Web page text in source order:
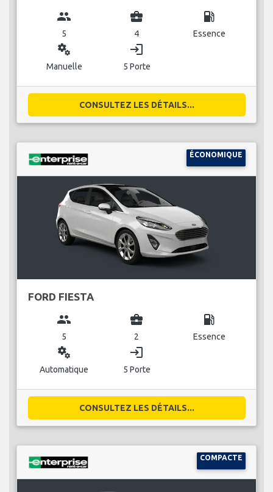
group
5
business_center
4
local_gas_station
Essence
miscellaneous_services
Manuelle
login
5 Porte
CONSULTEZ LES DÉTAILS...
ÉCONOMIQUE
FORD FIESTA
group
5
business_center
2
local_gas_station
Essence
miscellaneous_services
Automatique
login
5 Porte
CONSULTEZ LES DÉTAILS...
COMPACTE